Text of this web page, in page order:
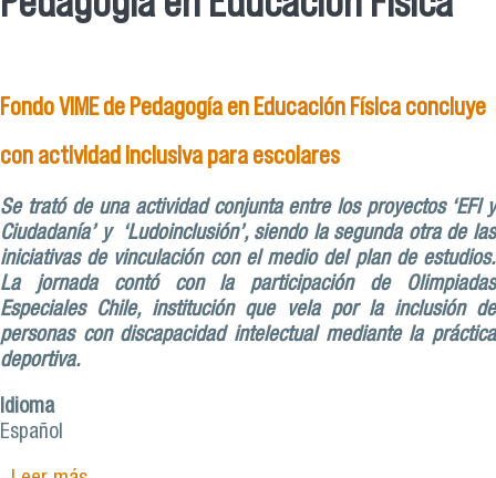
Fondo VIME de Pedagogía en Educación Física concluye
con actividad inclusiva para escolares
Se trató de una actividad conjunta entre los proyectos ‘EFI y
Ciudadanía’ y ‘Ludoinclusión’, siendo la segunda otra de las
iniciativas de vinculación con el medio del plan de estudios.
La jornada contó con la participación de Olimpiadas
Especiales Chile, institución que vela por la inclusión de
personas con discapacidad intelectual mediante la práctica
deportiva.
Idioma
Español